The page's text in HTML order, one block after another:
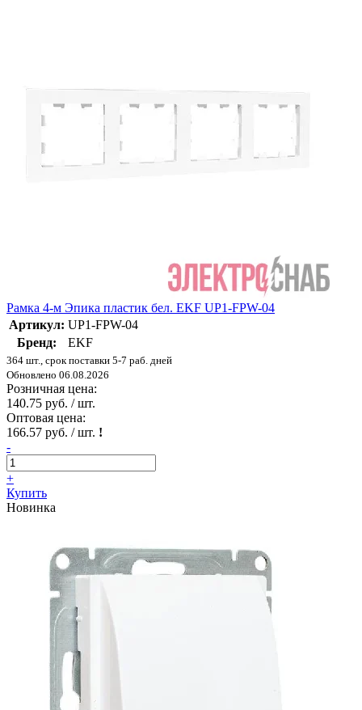
Рамка 4-м Эпика пластик бел. EKF UP1-FPW-04
Артикул: UP1-FPW-04
Бренд:
EKF
364 шт., срок поставки 5-7 раб. дней
Обновлено 06.08.2026
Розничная цена:
140.75 руб. / шт.
Оптовая цена:
166.57 руб. / шт. !
-
+
Купить
Новинка